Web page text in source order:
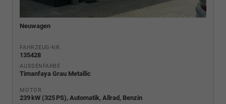
Neuwagen
FAHRZEUG-NR.
135428
AUSSENFARBE
Timanfaya Grau Metallic
MOTOR
239 kW (325 PS), Automatik, Allrad, Benzin